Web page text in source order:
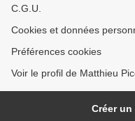
C.G.U.
Cookies et données
Préférences cookies
Voir le profil de Matthieu
Créer